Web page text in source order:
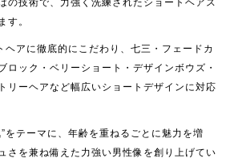
。
アに徹底的にこだわり、七三・フェードカ
ロック・ベリーショート・デザインボウズ・
リーヘアなど幅広いショートデザインに対応
をテーマに、年齢を重ねるごとに魅力を増
さを兼ね備えた力強い男性像を創り上げてい